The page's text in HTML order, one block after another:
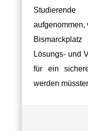
aufgenommen,
Lösungs- und
für ein
werden